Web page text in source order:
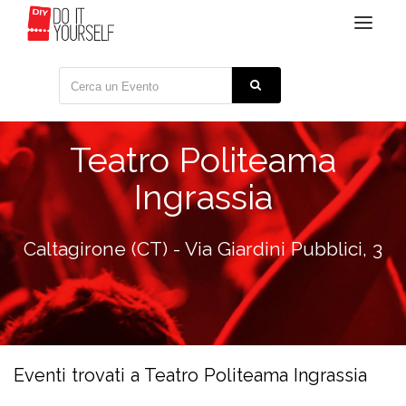
Toggle
Teatro Politeama
Ingrassia
Caltagirone (CT) - Via Giardini Pubblici, 3
Eventi trovati a Teatro Politeama Ingrassia